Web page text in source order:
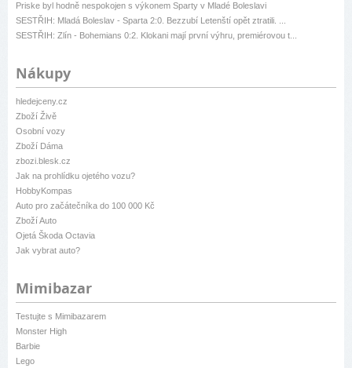
Priske byl hodně nespokojen s výkonem Sparty v Mladé Boleslavi
SESTŘIH: Mladá Boleslav - Sparta 2:0. Bezzubí Letenští opět ztratili. ...
SESTŘIH: Zlín - Bohemians 0:2. Klokani mají první výhru, premiérovou t...
Nákupy
hledejceny.cz
Zboží Živě
Osobní vozy
Zboží Dáma
zbozi.blesk.cz
Jak na prohlídku ojetého vozu?
HobbyKompas
Auto pro začátečníka do 100 000 Kč
Zboží Auto
Ojetá Škoda Octavia
Jak vybrat auto?
Mimibazar
Testujte s Mimibazarem
Monster High
Barbie
Lego